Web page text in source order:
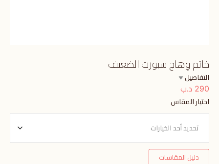
خاتم وِهاج سبورت الضعيف
التفاصيل
290 د.ب
اختيار المقاس
دليل المقاسات